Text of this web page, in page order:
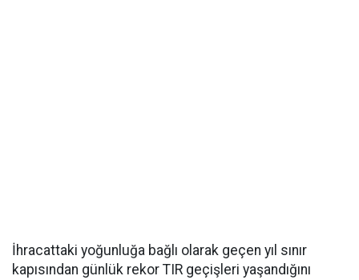
İhracattaki yoğunluğa bağlı olarak geçen yıl sınır
kapısından günlük rekor TIR geçişleri yaşandığını